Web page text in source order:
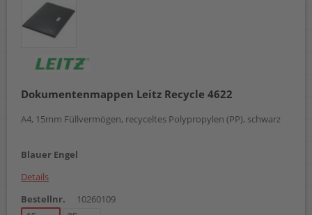
Dokumentenmappen Leitz Recycle 4622
A4, 15mm Füllvermögen, recyceltes Polypropylen (PP), schwarz
Blauer Engel
Details
Bestellnr.
10260109